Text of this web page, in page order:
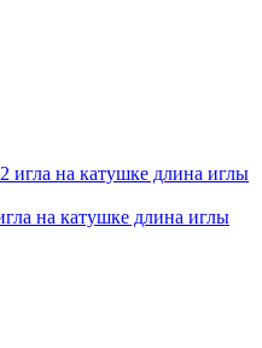
на катушке длина иглы